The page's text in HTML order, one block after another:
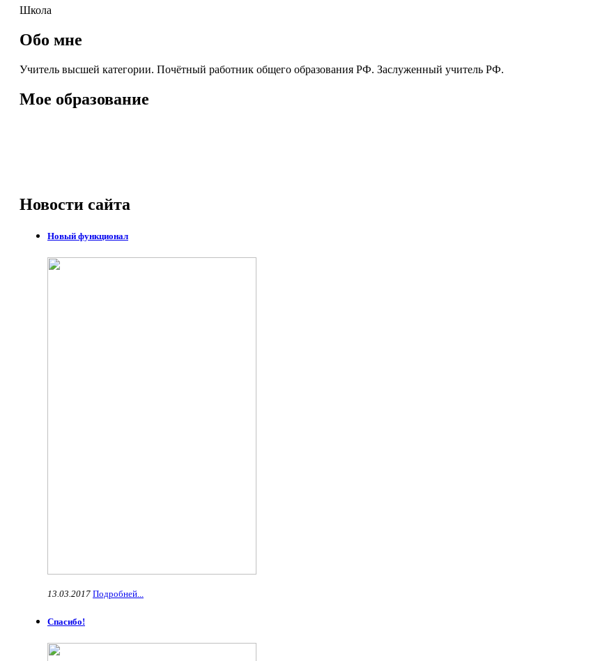
Школа
Обо мне
Учитель высшей категории. Почётный работник общего образования РФ. Заслуженный учитель РФ.
Мое образование
Новости сайта
Новый функционал
13.03.2017 Подробней...
Спасибо!